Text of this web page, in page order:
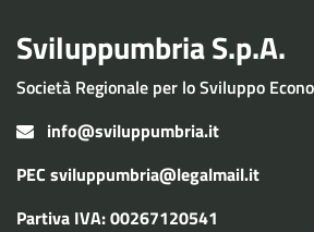
Sviluppumbria S.p.A.
Società Regionale per lo Sviluppo
info@sviluppumbria.it
PEC sviluppumbria@legalmail.it
Partiva IVA: 00267120541